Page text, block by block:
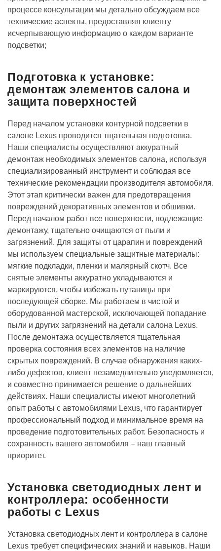
процессе консультации мы детально обсуждаем все
технические аспекты, предоставляя клиенту
исчерпывающую информацию о каждом варианте
подсветки;
Подготовка к установке:
демонтаж элементов салона и
защита поверхностей
Перед началом установки контурной подсветки в
салоне Lexus проводится тщательная подготовка.
Наши специалисты осуществляют аккуратный
демонтаж необходимых элементов салона, используя
специализированный инструмент и соблюдая все
технические рекомендации производителя автомобиля.
Этот этап критически важен для предотвращения
повреждений декоративных элементов и обшивки.
Перед началом работ все поверхности, подлежащие
демонтажу, тщательно очищаются от пыли и
загрязнений. Для защиты от царапин и повреждений
мы используем специальные защитные материалы:
мягкие подкладки, пленки и малярный скотч. Все
снятые элементы аккуратно укладываются и
маркируются, чтобы избежать путаницы при
последующей сборке. Мы работаем в чистой и
оборудованной мастерской, исключающей попадание
пыли и других загрязнений на детали салона Lexus.
После демонтажа осуществляется тщательная
проверка состояния всех элементов на наличие
скрытых повреждений. В случае обнаружения каких-
либо дефектов, клиент незамедлительно уведомляется,
и совместно принимается решение о дальнейших
действиях. Наши специалисты имеют многолетний
опыт работы с автомобилями Lexus, что гарантирует
профессиональный подход и минимальное время на
проведение подготовительных работ. Безопасность и
сохранность вашего автомобиля – наш главный
приоритет.
Установка светодиодных лент и
контроллера: особенности
работы с Lexus
Установка светодиодных лент и контроллера в салоне
Lexus требует специфических знаний и навыков. Наши